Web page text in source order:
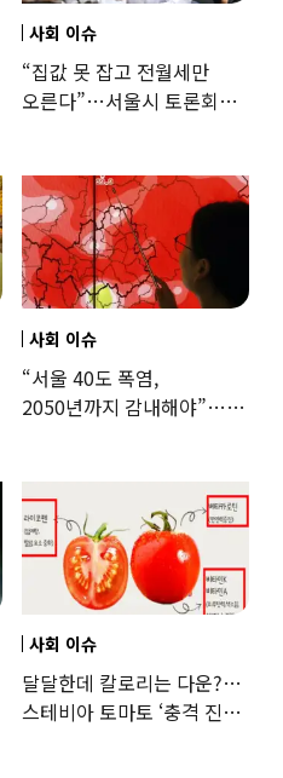
사회 이슈
“집값 못 잡고 전월세만
오른다”…서울시 토론회서
사회 이슈
“서울 40도 폭염,
2050년까지 감내해야”…
사회 이슈
달달한데 칼로리는 다운?…
스테비아 토마토 ‘충격 진실’